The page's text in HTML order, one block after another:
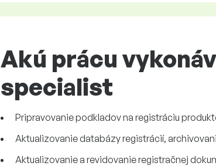
Akú prácu
specialist
Pripravovanie podkladov na registráciu
Aktualizovanie databázy registrácií,
Aktualizovanie a revidovanie registračnej